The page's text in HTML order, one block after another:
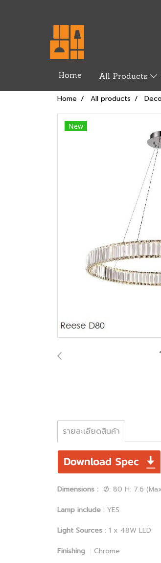
Home All Products
Home All products
New
รายละเอียดสินค้า
Dimensions : Ø: 80 H: 7.6
Lamp include : YES
Light Sources : 1 x 48W LED
Finishing : Chrome